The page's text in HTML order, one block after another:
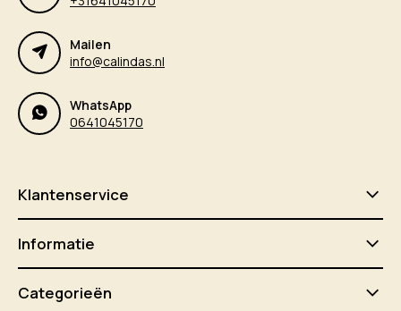
Mailen
info@calindas.nl
WhatsApp
0641045170
Klantenservice
Informatie
Categorieën